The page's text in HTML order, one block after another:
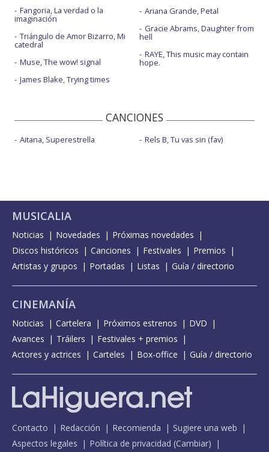
Fangoria, La verdad o la
imaginación
Triángulo de Amor Bizarro, Mi
catedral
Muse, The wow! signal
James Blake, Trying times
Ariana Grande, Petal
Gracie Abrams, Daughter from
hell
RAYE, This music may contain
hope.
CANCIONES
Aitana, Superestrella Rels B, Tu vas sin (fav)
MUSICALIA
Noticias Novedades
Próximas novedades
Discos históricos
Canciones Festivales
Premios
Artistas y grupos
Portadas Listas Guía / directorio
CINEMANÍA
Noticias Cartelera Próximos estrenos
DVD
Avances
Tráilers
Festivales + premios
Actores y actrices
Carteles Box-office Guía / directorio
Contacto Redacción Recomienda
Sugiere una web
Aspectos legales
Política de privacidad (Cambiar)